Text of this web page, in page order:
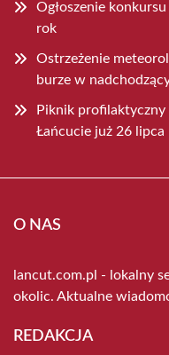
Ogłoszenie
rok
Ostrzeżenie
burze w
Piknik
Łańcucie już 26 lipca
O NAS
lancut.com.pl - lokalny
okolic. Aktualne
REDAKCJA